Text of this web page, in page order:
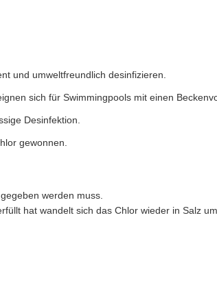
und umweltfreundlich desinfizieren.
sich für Swimmingpools mit einen
Desinfektion.
gewonnen.
werden muss.
hat wandelt sich das Chlor wieder in Salz